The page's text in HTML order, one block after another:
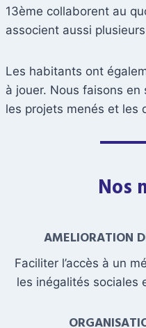
13ème collaborent au
associent aussi
Les habitants ont
à jouer. Nous faisons
les projets menés et les
Nos
AMELIORATION
Faciliter l’accès à un
les inégalités sociales